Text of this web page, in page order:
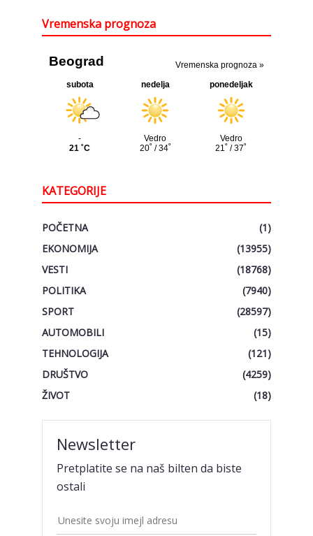
Vremenska prognoza
KATEGORIJE
POČETNA
(1)
EKONOMIJA
(13955)
VESTI
(18768)
POLITIKA
(7940)
SPORT
(28597)
AUTOMOBILI
(15)
TEHNOLOGIJA
(121)
DRUŠTVO
(4259)
ŽIVOT
(18)
Newsletter
Pretplatite se na naš bilten da biste
ostali